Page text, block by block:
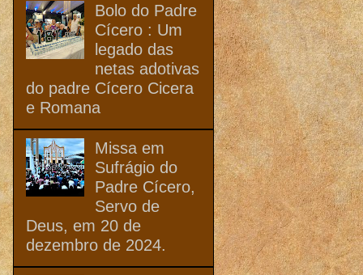
Bolo do Padre
Cícero : Um
legado das
netas adotivas
do padre Cícero Cicera
e Romana
Missa em
Sufrágio do
Padre Cícero,
Servo de
Deus, em 20 de
dezembro de 2024.